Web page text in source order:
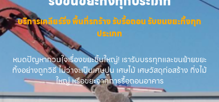
บริการเคลียร์ริ่ง พื้นที่รกร้าง รับรื้อถอน รับขนขยะทิ้งทุก
ประเภท
หมดปัญหากวนใจเรื่องขยะชิ้นใหญ่! เรารับบรรทุกและขนย้ายขยะ
ทิ้งอย่างถูกวิธี ไม่ว่าจะเป็นเศษปูน เศษไม้ เศษวัสดุก่อสร้าง กิ่งไม้
ใหญ่ หรือขยะจากการรื้อถอนอาคาร